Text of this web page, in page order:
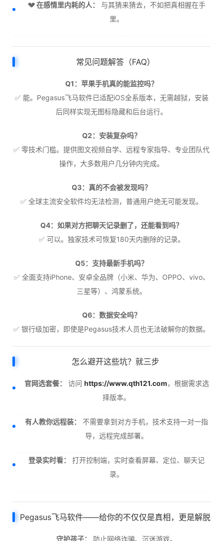
💔 在感情里内耗的人：
与其猜来猜去，不如把真相握在手
里。
常见问题解答（FAQ）
Q1：苹果手机真的能监控吗？
✅ 能。Pegasus飞马软件已适配iOS全系版本，无需越狱，安装
后同样实现无图标隐藏和后台运行。
Q2：安装复杂吗？
✅ 零技术门槛。提供图文视频自学、远程专家指导、专业团队代
操作，大多数用户几分钟内完成。
Q3：真的不会被发现吗？
✅ 全球主流安全软件均无法检测，普通用户绝无可能发现。
Q4：如果对方把聊天记录删了，还能看到吗？
✅ 可以。独家技术可恢复180天内删除的记录。
Q5：支持最新手机吗？
✅ 全面支持iPhone、安卓全品牌（小米、华为、OPPO、vivo、
三星等）、鸿蒙系统。
Q6：数据安全吗？
✅ 银行级加密，即使是Pegasus技术人员也无法破解你的数据。
怎么避开这些坑？就三步
官网选套餐： 访问 https://www.qth121.com，根据需求选
择版本。
有人教你远程装：
不需要拿到对方手机，技术支持一对一指
导，远程完成部署。
登录实时看：
打开控制端，实时查看屏幕、定位、聊天记
录。
Pegasus飞马软件——给你的不仅仅是真相，更是解脱
守护孩子： 防止网络诈骗、沉迷游戏。